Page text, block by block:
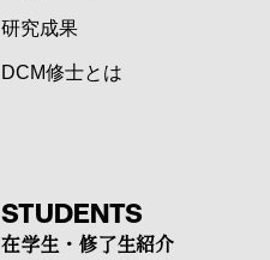
研究成果
DCM修士とは
STUDENTS
在学生・修了生紹介